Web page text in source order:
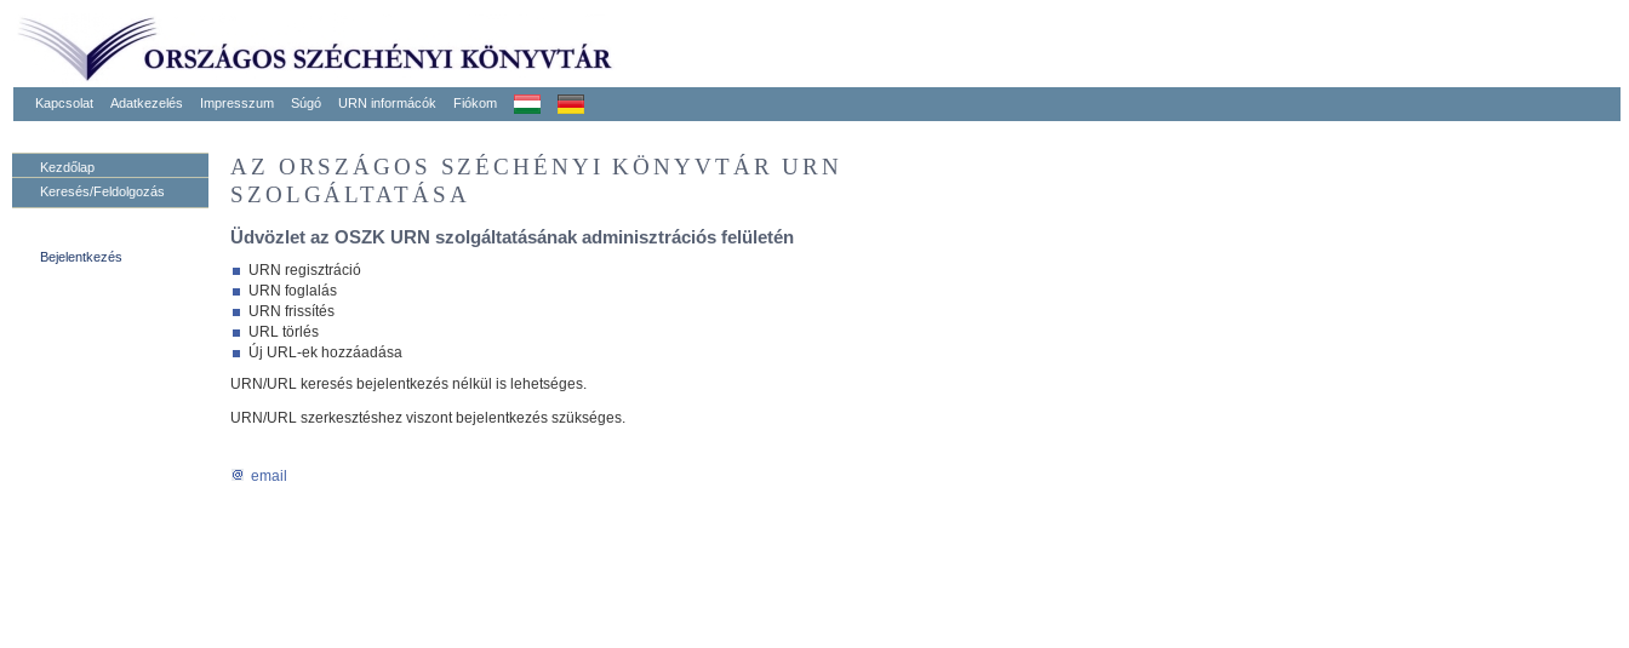
Kapcsolat Adatkezelés Impresszum Súgó URN informácók Fiókom
Kezdőlap
Keresés/Feldolgozás
Bejelentkezés
AZ ORSZÁGOS SZÉCHÉNYI KÖNYVTÁR URN
SZOLGÁLTATÁSA
Üdvözlet az OSZK URN szolgáltatásának adminisztrációs felületén
URN regisztráció
URN foglalás
URN frissítés
URL törlés
Új URL-ek hozzáadása
URN/URL keresés bejelentkezés nélkül is lehetséges.
URN/URL szerkesztéshez viszont bejelentkezés szükséges.
email